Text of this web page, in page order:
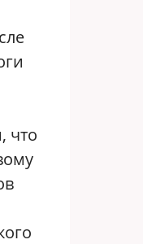
что